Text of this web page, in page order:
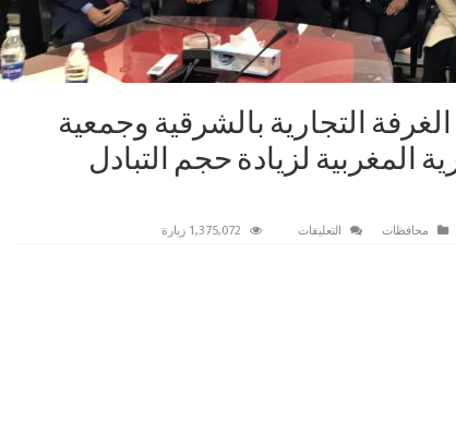
التجارية بالشرقية وجمعية
المغربية لزيادة حجم التبادل
محافظات التعليقات 1,375,072 زيارة